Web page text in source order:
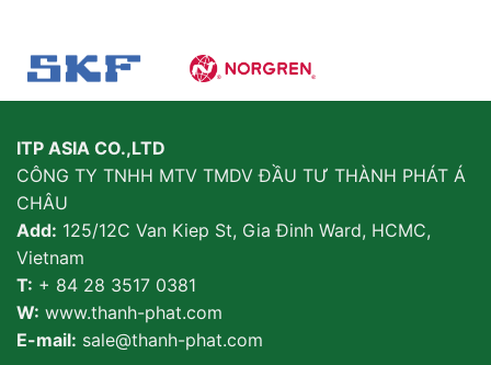
ITP ASIA CO.,LTD
CÔNG TY TNHH MTV TMDV ĐẦU TƯ THÀNH PHÁT Á
CHÂU
Add: 125/12C Van Kiep St, Gia Đinh Ward, HCMC,
Vietnam
T: + 84 28 3517 0381
W: www.thanh-phat.com
E-mail: sale@thanh-phat.com